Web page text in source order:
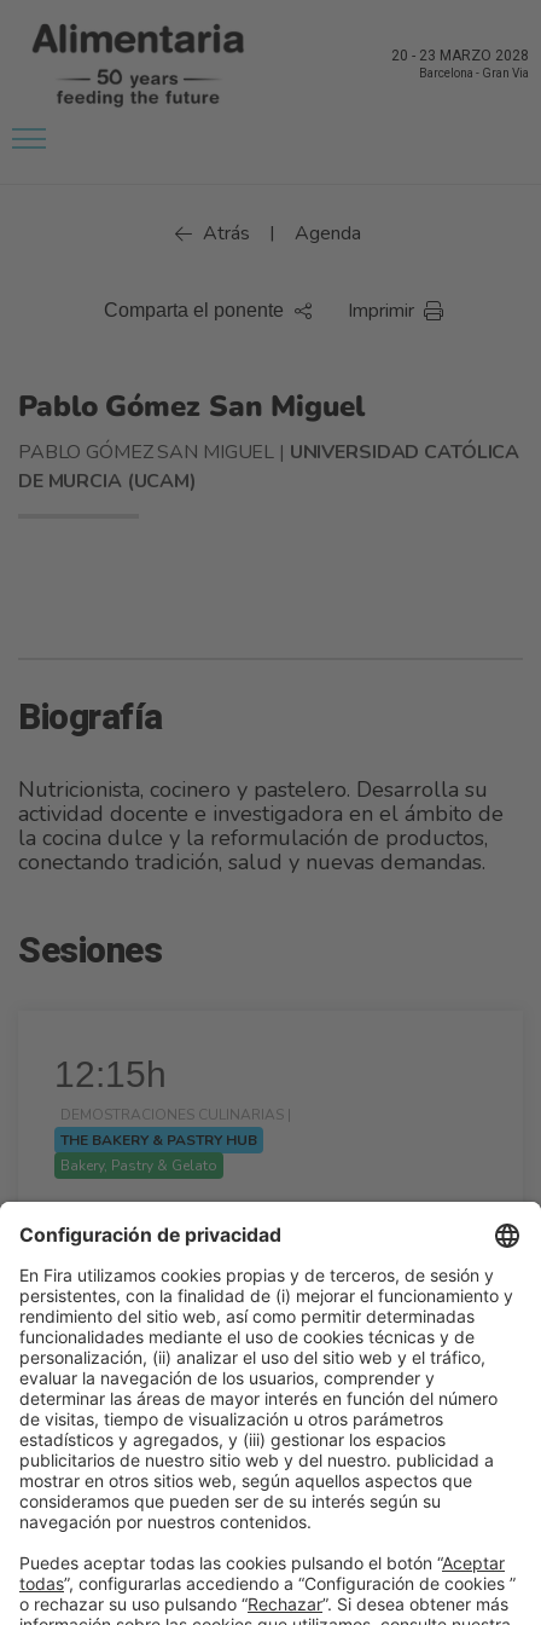
20 - 23 MARZO 2028
Barcelona - Gran Via
Atrás | Agenda
Comparta el ponente Imprimir
Pablo Gómez San Miguel
PABLO GÓMEZ SAN MIGUEL | UNIVERSIDAD CATÓLICA
DE MURCIA (UCAM)
Biografía
Nutricionista, cocinero y pastelero. Desarrolla su
actividad docente e investigadora en el ámbito de
la cocina dulce y la reformulación de productos,
conectando tradición, salud y nuevas demandas.
Sesiones
12:15h
DEMOSTRACIONES CULINARIAS |
THE BAKERY & PASTRY HUB
Bakery, Pastry & Gelato
10 años formando talento: docencia e
investigación al servicio del mercado.
Jue 26
12:15h - 12:45h
The Bakery & Pastry Hub
Acceso libre
Leer más